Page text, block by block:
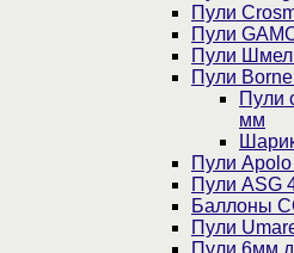
Пули
Пули
Пули
Пули
Пули
мм
Пули
Пули ASG
Баллоны
Пули